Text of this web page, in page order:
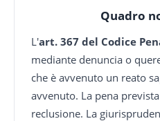
Quadro
L'art. 367 del Codice
mediante denuncia o
che è avvenuto un reato
avvenuto. La pena
reclusione. La